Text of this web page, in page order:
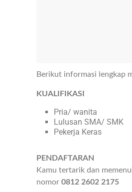
Berikut informasi lengkap
KUALIFIKASI
Pria/ wanita
Lulusan SMA/ SMK
Pekerja Keras
PENDAFTARAN
Kamu tertarik dan
nomor 0812 2602 2175